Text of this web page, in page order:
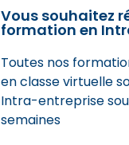
Vous souhaitez
formation en
Toutes nos
en classe virtuelle
Intra-entreprise
semaines